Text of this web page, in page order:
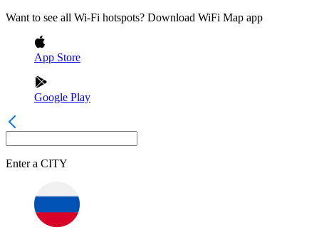
Want to see all Wi-Fi hotspots? Download WiFi Map app
App Store
Google Play
Enter a CITY